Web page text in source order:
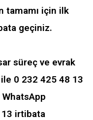
tamamı için ilk
geçiniz.
süreç ve evrak
0 232 425 48 13
irtibata